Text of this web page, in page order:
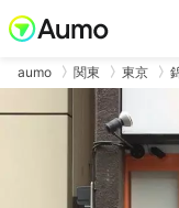
aumo 関東 東京